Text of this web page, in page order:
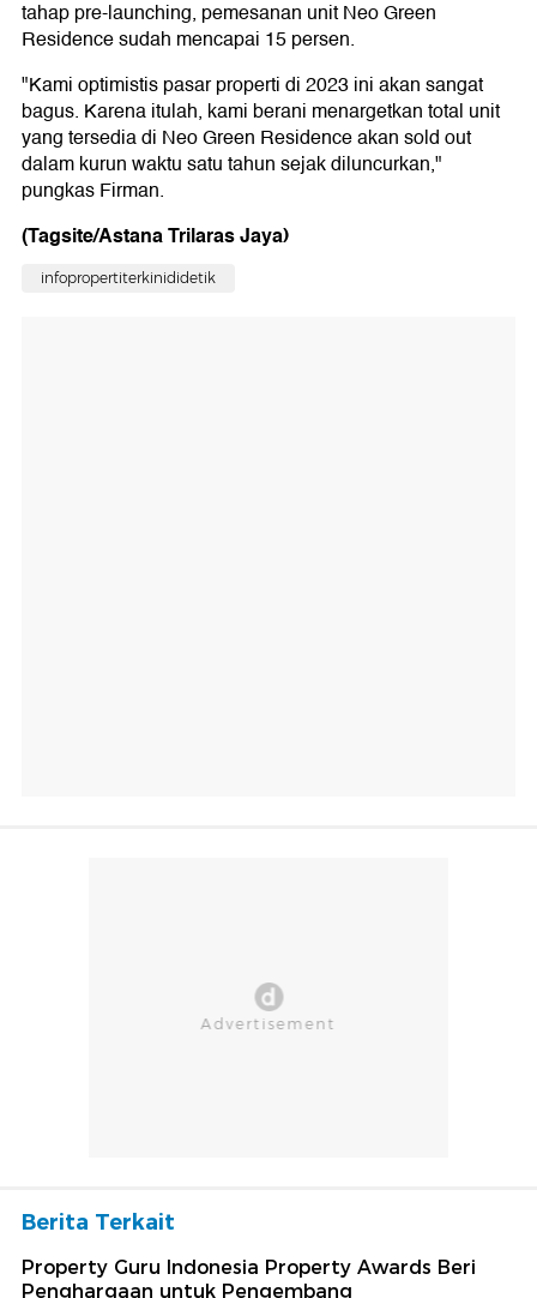
tahap pre-launching, pemesanan unit Neo Green
Residence sudah mencapai 15 persen.
"Kami optimistis pasar properti di 2023 ini akan sangat
bagus. Karena itulah, kami berani menargetkan total unit
yang tersedia di Neo Green Residence akan sold out
dalam kurun waktu satu tahun sejak diluncurkan,"
pungkas Firman.
(Tagsite/Astana Trilaras Jaya)
infopropertiterkinididetik
Berita Terkait
Property Guru Indonesia Property Awards Beri
Penghargaan untuk Pengembang